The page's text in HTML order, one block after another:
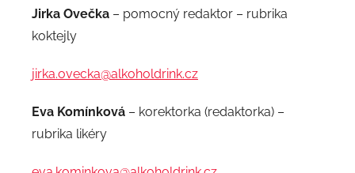
Jirka Ovečka – pomocný redaktor – rubrika
koktejly
jirka.ovecka@alkoholdrink.cz
Eva Komínková – korektorka (redaktorka) –
rubrika likéry